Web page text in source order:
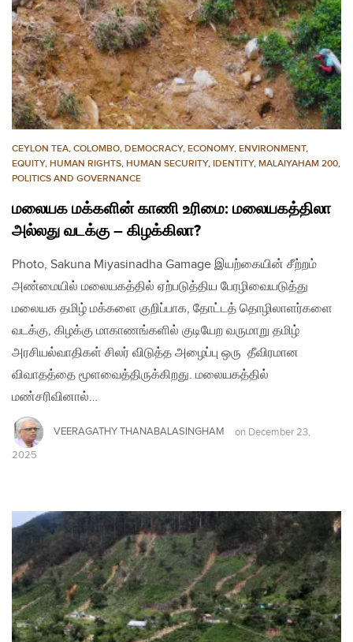
CEYLON TEA, COLOMBO, DEMOCRACY, ECONOMY, ENVIRONMENT,
EQUITY, HUMAN RIGHTS, HUMAN SECURITY, IDENTITY, MALAIYAHAM 200,
POLITICS AND GOVERNANCE
மலையக மக்களின் காணி உரிமை: மலையகத்திலா
அல்லது வடக்கு – கிழக்கிலா?
Photo, Sakuna Miyasinadha Gamage இயற்கையின் சீற்றம்
அண்மையில் மலையகத்தில் ஏற்படுத்திய பேரழிவையடுத்து
மலையக தமிழ் மக்களை குறிப்பாக, தோட்டத் தொழிலாளர்களை
வடக்கு, கிழக்கு மாகாணங்களில் குடியேற வருமாறு தமிழ்
அரசியல்வாதிகள் சிலர் விடுத்த அழைப்பு ஒரு தீவிரமான
விவாதத்தை மூளவைத்திருக்கிறது. மலையகத்தில்
மண்சரிவினால்…
VEERAGATHY THANABALASINGHAM on December 23,
2025